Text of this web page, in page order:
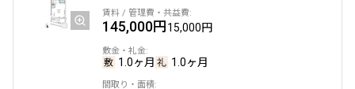
145,000円15,000円
1.0ヶ月 1.0ヶ月